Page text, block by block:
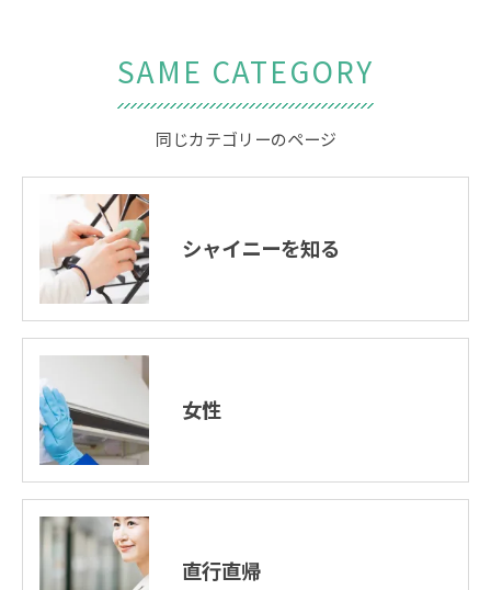
同じカテゴリーのページ
SAME CATEGORY
シャイニーを知る
女性
直行直帰